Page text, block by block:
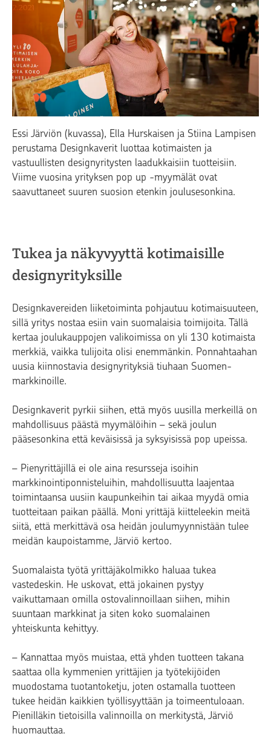
Essi Järviön (kuvassa), Ella Hurskaisen ja Stiina Lampisen
perustama Designkaverit luottaa kotimaisten ja
vastuullisten designyritysten laadukkaisiin tuotteisiin.
Viime vuosina yrityksen pop up -myymälät ovat
saavuttaneet suuren suosion etenkin joulusesonkina.
Tukea ja näkyvyyttä kotimaisille
designyrityksille
Designkavereiden liiketoiminta pohjautuu kotimaisuuteen,
sillä yritys nostaa esiin vain suomalaisia toimijoita. Tällä
kertaa joulukauppojen valikoimissa on yli 130 kotimaista
merkkiä, vaikka tulijoita olisi enemmänkin. Ponnahtaahan
uusia kiinnostavia designyrityksiä tiuhaan Suomen-
markkinoille.
Designkaverit pyrkii siihen, että myös uusilla merkeillä on
mahdollisuus päästä myymälöihin – sekä joulun
pääsesonkina että keväisissä ja syksyisissä pop upeissa.
– Pienyrittäjillä ei ole aina resursseja isoihin
markkinointiponnisteluihin, mahdollisuutta laajentaa
toimintaansa uusiin kaupunkeihin tai aikaa myydä omia
tuotteitaan paikan päällä. Moni yrittäjä kiitteleekin meitä
siitä, että merkittävä osa heidän joulumyynnistään tulee
meidän kaupoistamme, Järviö kertoo.
Suomalaista työtä yrittäjäkolmikko haluaa tukea
vastedeskin. He uskovat, että jokainen pystyy
vaikuttamaan omilla ostovalinnoillaan siihen, mihin
suuntaan markkinat ja siten koko suomalainen
yhteiskunta kehittyy.
– Kannattaa myös muistaa, että yhden tuotteen takana
saattaa olla kymmenien yrittäjien ja työtekijöiden
muodostama tuotantoketju, joten ostamalla tuotteen
tukee heidän kaikkien työllisyyttään ja toimeentuloaan.
Pienilläkin tietoisilla valinnoilla on merkitystä, Järviö
huomauttaa.